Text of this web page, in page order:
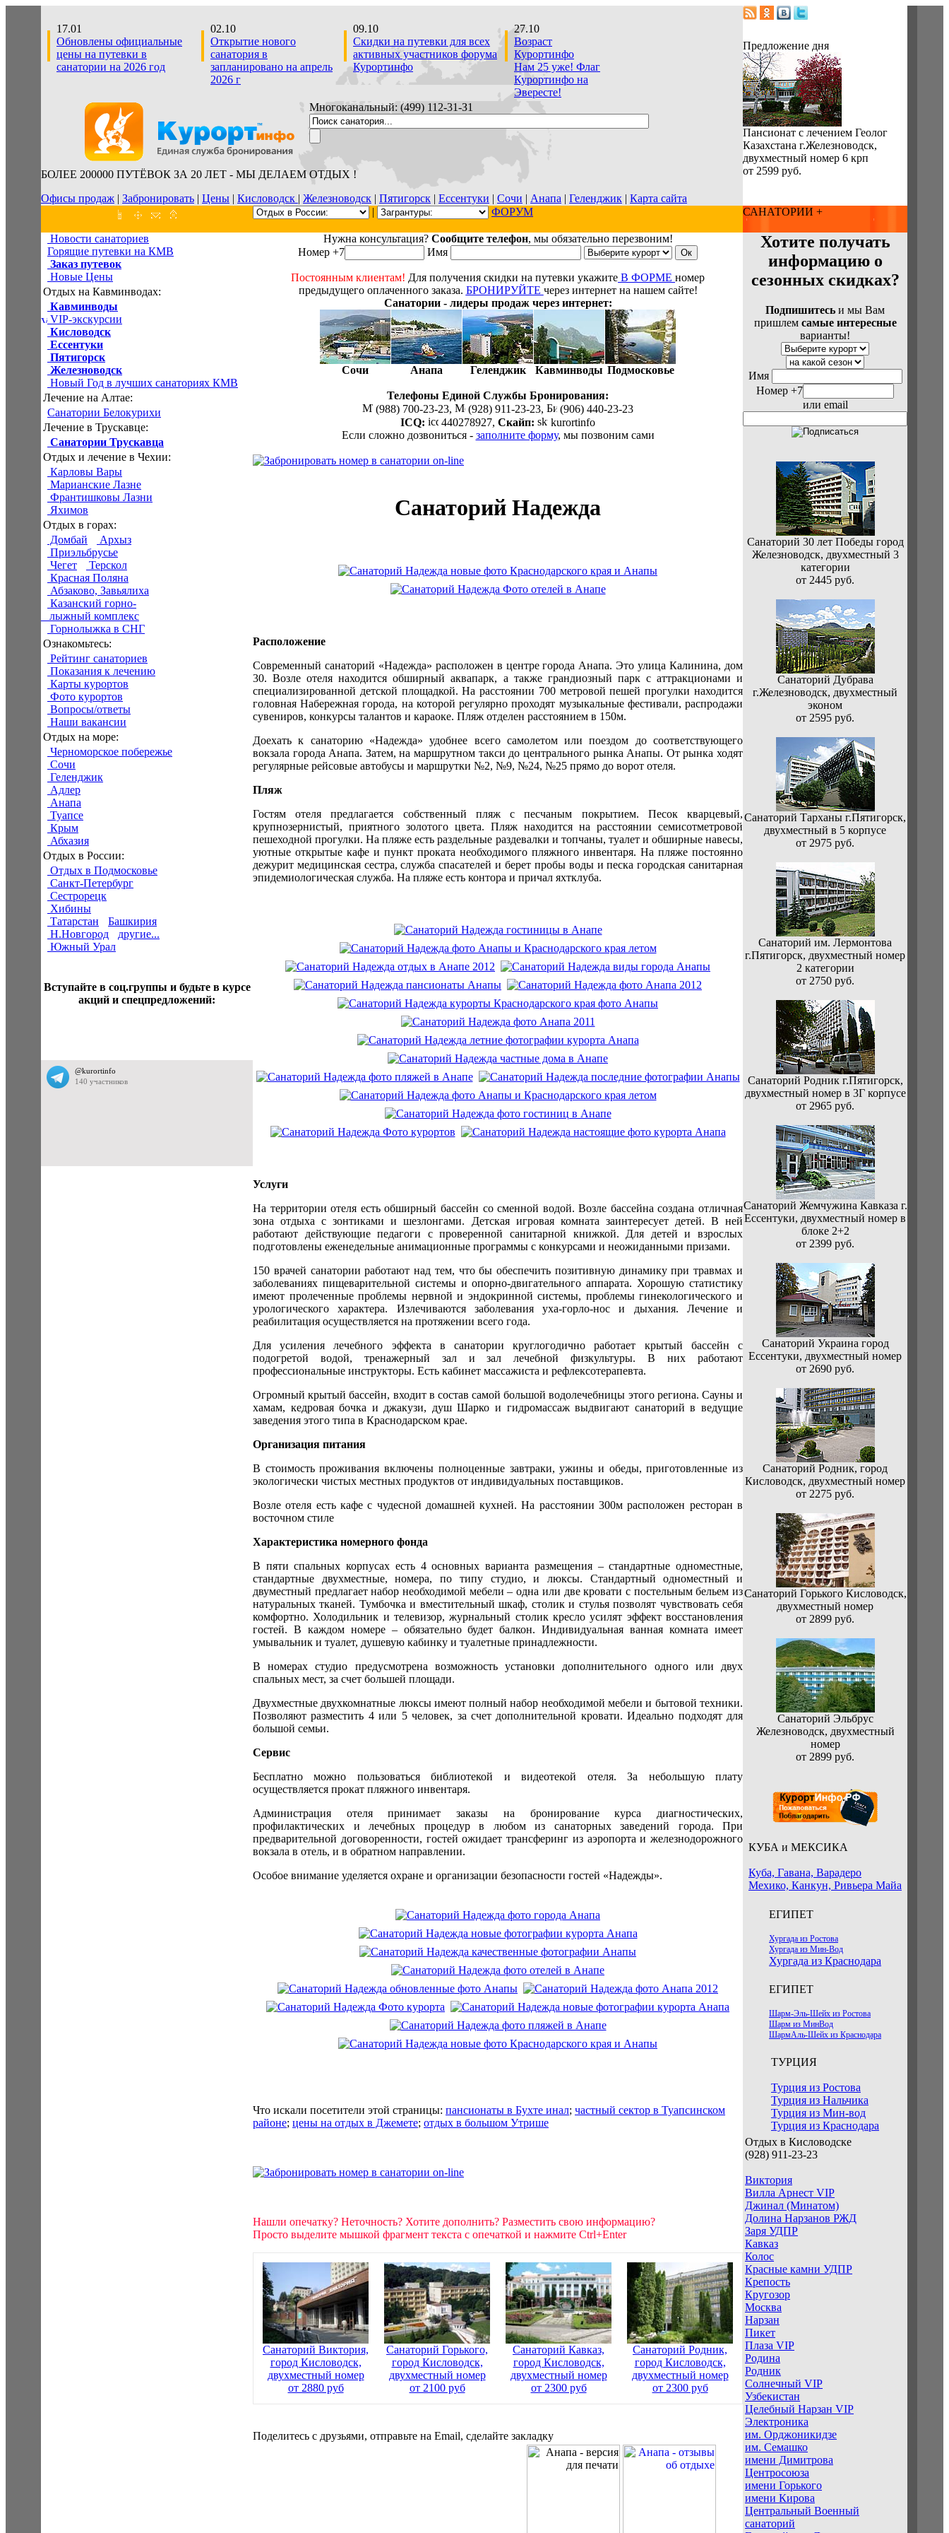
17.01
Обновлены официальные
цены на путевки в
санатории на 2026 год
02.10
Открытие нового
санатория в
запланировано на апрель
2026 г
09.10
Скидки на путевки для всех
активных участников форума
Курортинфо
27.10
Возраст
Курортинфо
Нам 25 уже! Флаг
Курортинфо на
Эвересте!
Предложение дня
Пансионат с лечением Геолог
Казахстана г.Железноводск,
двухместный номер 6 крп
от 2599 руб.
Многоканальный: (499) 112-31-З1
БОЛЕЕ 200000 ПУТЁВОК ЗА 20 ЛЕТ - МЫ ДЕЛАЕМ ОТДЫХ !
Офисы продаж | Забронировать | Цены | Кисловодск | Железноводск | Пятигорск | Ессентуки | Сочи | Анапа | Геленджик | Карта сайта
|
ФОРУМ САНАТОРИИ +
Новости санаториев
Горящие путевки на КМВ
Заказ путевок
Новые Цены
Отдых на Кавминводах:
Кавминводы
VIP-экскурсии
Кисловодск
Ессентуки
Пятигорск
Железноводск
Новый Год в лучших санаториях КМВ
Лечение на Алтае:
Санатории Белокурихи
Лечение в Трускавце:
Санатории Трускавца
Отдых и лечение в Чехии:
Карловы Вары
Марианские Лазне
Франтишковы Лазни
Яхимов
Отдых в горах:
Домбай
Архыз
Приэльбрусье
Чегет
Терскол
Красная Поляна
Абзаково, Завьялиха
Казанский горно-
лыжный комплекс
Горнолыжка в СНГ
Ознакомьтесь:
Рейтинг санаториев
Показания к лечению
Карты курортов
Фото курортов
Вопросы/ответы
Наши вакансии
Отдых на море:
Черноморское побережье
Сочи
Геленджик
Адлер
Анапа
Туапсе
Крым
Абхазия
Отдых в России:
Отдых в Подмосковье
Санкт-Петербург
Сестрорецк
Хибины
Татарстан
Башкирия
Н.Новгород
другие...
Южный Урал
Вступайте в соц.группы и будьте в курсе
акций и спецпредложений:
Нужна консультация? Сообщите телефон, мы обязательно перезвоним!
Номер +7
Имя
Постоянным клиентам! Для получения скидки на путевки укажите В ФОРМЕ номер
предыдущего оплаченного заказа. БРОНИРУЙТЕ через интернет на нашем сайте!
Санатории - лидеры продаж через интернет:
Сочи Анапа Геленджик Кавминводы Подмосковье
Телефоны Единой Службы Бронирования:
(988) 700-23-23,
(928) 911-23-23,
(906) 440-23-23
ICQ:
440278927, Скайп:
kurortinfo
Если сложно дозвониться - заполните форму, мы позвоним сами
Санаторий Надежда
Расположение
Современный санаторий «Надежда» расположен в центре города Анапа. Это улица Калинина, дом
30. Возле отеля находится обширный аквапарк, а также грандиозный парк с аттракционами и
специализированной детской площадкой. На расстоянии 700 метровой пешей прогулки находится
головная Набережная города, на которой регулярно проходят музыкальные фестивали, распродажи
сувениров, конкурсы талантов и караоке. Пляж отделен расстоянием в 150м.
Доехать к санаторию «Надежда» удобнее всего самолетом или поездом до соответствующего
вокзала города Анапа. Затем, на маршрутном такси до центрального рынка Анапы. От рынка ходят
регулярные рейсовые автобусы и маршрутки №2, №9, №24, №25 прямо до ворот отеля.
Пляж
Гостям отеля предлагается собственный пляж с песчаным покрытием. Песок кварцевый,
крупнозернистый, приятного золотого цвета. Пляж находится на расстоянии семисотметровой
пешеходной прогулки. На пляже есть раздельные раздевалки и топчаны, туалет и обширные навесы,
уютные открытые кафе и пункт проката необходимого пляжного инвентаря. На пляже постоянно
дежурит медицинская сестра, служба спасателей и берет пробы воды и песка городская санитарная
эпидемиологическая служба. На пляже есть контора и причал яхтклуба.
Услуги
На территории отеля есть обширный бассейн со сменной водой. Возле бассейна создана отличная
зона отдыха с зонтиками и шезлонгами. Детская игровая комната заинтересует детей. В ней
работают действующие педагоги с проверенной санитарной книжкой. Для детей и взрослых
подготовлены еженедельные анимационные программы с конкурсами и неожиданными призами.
150 врачей санатории работают над тем, что бы обеспечить позитивную динамику при травмах и
заболеваниях пищеварительной системы и опорно-двигательного аппарата. Хорошую статистику
имеют пролеченные проблемы нервной и эндокринной системы, проблемы гинекологического и
урологического характера. Излечиваются заболевания уха-горло-нос и дыхания. Лечение и
реабилитация осуществляется на протяжении всего года.
Для усиления лечебного эффекта в санатории круглогодично работает крытый бассейн с
подогретой водой, тренажерный зал и зал лечебной физкультуры. В них работают
профессиональные инструкторы. Есть кабинет массажиста и рефлексотерапевта.
Огромный крытый бассейн, входит в состав самой большой водолечебницы этого региона. Сауны и
хамам, кедровая бочка и джакузи, душ Шарко и гидромассаж выдвигают санаторий в ведущие
заведения этого типа в Краснодарском крае.
Организация питания
В стоимость проживания включены полноценные завтраки, ужины и обеды, приготовленные из
экологически чистых местных продуктов от индивидуальных поставщиков.
Возле отеля есть кафе с чудесной домашней кухней. На расстоянии 300м расположен ресторан в
восточном стиле
Характеристика номерного фонда
В пяти спальных корпусах есть 4 основных варианта размещения – стандартные одноместные,
стандартные двухместные, номера, по типу студио, и люксы. Стандартный одноместный и
двуместный предлагает набор необходимой мебели – одна или две кровати с постельным бельем из
натуральных тканей. Тумбочка и вместительный шкаф, столик и стулья позволят чувствовать себя
комфортно. Холодильник и телевизор, журнальный столик кресло усилят эффект восстановления
гостей. В каждом номере – обязательно будет балкон. Индивидуальная ванная комната имеет
умывальник и туалет, душевую кабинку и туалетные принадлежности.
В номерах студио предусмотрена возможность установки дополнительного одного или двух
спальных мест, за счет большей площади.
Двухместные двухкомнатные люксы имеют полный набор необходимой мебели и бытовой техники.
Позволяют разместить 4 или 5 человек, за счет дополнительной кровати. Идеально подходят для
большой семьи.
Сервис
Бесплатно можно пользоваться библиотекой и видеотекой отеля. За небольшую плату
осуществляется прокат пляжного инвентаря.
Администрация отеля принимает заказы на бронирование курса диагностических,
профилактических и лечебных процедур в любом из санаторных заведений города. При
предварительной договоренности, гостей ожидает трансферинг из аэропорта и железнодорожного
вокзала в отель, и в обратном направлении.
Особое внимание уделяется охране и организации безопасности гостей «Надежды».
Что искали посетители этой страницы: пансионаты в Бухте инал; частный сектор в Туапсинском
районе; цены на отдых в Джемете; отдых в большом Утрише
Нашли опечатку? Неточность? Хотите дополнить? Разместить свою информацию?
Просто выделите мышкой фрагмент текста c опечаткой и нажмите Ctrl+Enter
Санаторий Виктория,
город Кисловодск,
двухместный номер
от 2880 руб
Санаторий Горького,
город Кисловодск,
двухместный номер
от 2100 руб
Санаторий Кавказ,
город Кисловодск,
двухместный номер
от 2300 руб
Санаторий Родник,
город Кисловодск,
двухместный номер
от 2300 руб
Поделитесь с друзьями, отправьте на Email, сделайте закладку
Хотите получать
информацию о
сезонных скидках?
Подпишитесь и мы Вам
пришлем самые интересные
варианты!
Имя
Номер +7
или email
Санаторий 30 лет Победы город
Железноводск, двухместный 3
категории
от 2445 руб.
Санаторий Дубрава
г.Железноводск, двухместный
эконом
от 2595 руб.
Санаторий Тарханы г.Пятигорск,
двухместный в 5 корпусе
от 2975 руб.
Санаторий им. Лермонтова
г.Пятигорск, двухместный номер
2 категории
от 2750 руб.
Санаторий Родник г.Пятигорск,
двухместный номер в 3Г корпусе
от 2965 руб.
Санаторий Жемчужина Кавказа г.
Ессентуки, двухместный номер в
блоке 2+2
от 2399 руб.
Санаторий Украина город
Ессентуки, двухместный номер
от 2690 руб.
Санаторий Родник, город
Кисловодск, двухместный номер
от 2275 руб.
Санаторий Горького Кисловодск,
двухместный номер
от 2899 руб.
Санаторий Эльбрус
Железноводск, двухместный
номер
от 2899 руб.
КУБА и МЕКСИКА
Куба, Гавана, Варадеро
Мехико, Канкун, Ривьера Майа
ЕГИПЕТ
Хургада из Ростова
Хургада из Мин-Вод
Хургада из Краснодара
ЕГИПЕТ
Шарм-Эль-Шейх из Ростова
Шарм из МинВод
ШармАль-Шейх из Краснодара
ТУРЦИЯ
Турция из Ростова
Турция из Нальчика
Турция из Мин-вод
Турция из Краснодара
Отдых в Кисловодске
(928) 911-23-23
Виктория
Вилла Арнест VIP
Джинал (Минатом)
Долина Нарзанов РЖД
Заря УДПР
Кавказ
Колос
Красные камни УДПР
Крепость
Кругозор
Москва
Нарзан
Пикет
Плаза VIP
Родина
Родник
Солнечный VIP
Узбекистан
Целебный Нарзан VIP
Электроника
им. Орджоникидзе
им. Семашко
имени Димитрова
Центросоюза
имени Горького
имени Кирова
Центральный Военный
санаторий